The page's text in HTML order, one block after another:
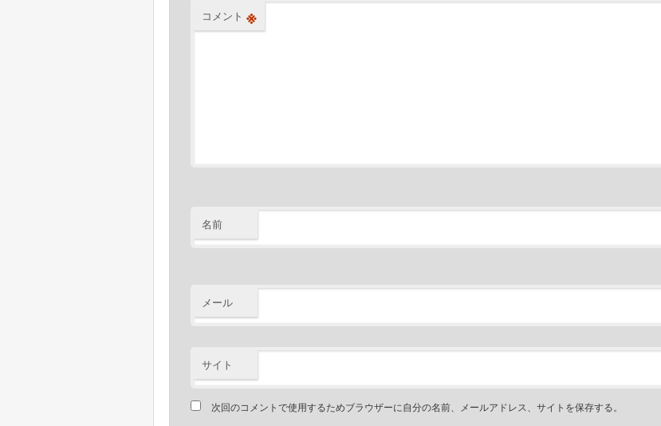
コメント ※
名前
メール
サイト
次回のコメントで使用するためブラウザーに自分の名前、メールアドレス、サイトを保存する。